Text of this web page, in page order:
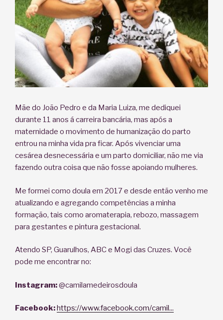
Mãe do João Pedro e da Maria Luiza, me dediquei
durante 11 anos á carreira bancária, mas após a
maternidade o movimento de humanização do parto
entrou na minha vida pra ficar. Após vivenciar uma
cesárea desnecessária e um parto domiciliar, não me via
fazendo outra coisa que não fosse apoiando mulheres.
Me formei como doula em 2017 e desde então venho me
atualizando e agregando competências a minha
formação, tais como aromaterapia, rebozo, massagem
para gestantes e pintura gestacional.
Atendo SP, Guarulhos, ABC e Mogi das Cruzes. Você
pode me encontrar no:
Instagram:@camilamedeirosdoula
Facebook:https://www.facebook.com/camil...